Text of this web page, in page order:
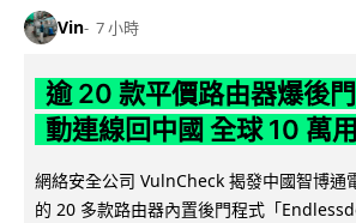
Vin 7 小時
逾 20 款平價路由器爆後
動連線回中國 全球 10 萬
網絡安全公司 VulnCheck 揭發中國智博
的 20 多款路由器內置後門程式「